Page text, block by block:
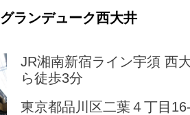
グランデューク西大井
JR湘南新宿ライン宇須 西
ら徒歩3分
東京都品川区二葉４丁目